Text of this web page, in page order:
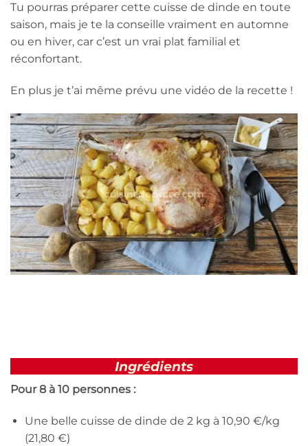
Tu pourras préparer cette cuisse de dinde en toute
saison, mais je te la conseille vraiment en automne
ou en hiver, car c’est un vrai plat familial et
réconfortant.
En plus je t’ai même prévu une vidéo de la recette !
Ingrédients
Pour 8 à 10 personnes :
Une belle cuisse de dinde de 2 kg à 10,90 €/kg
(21,80 €)